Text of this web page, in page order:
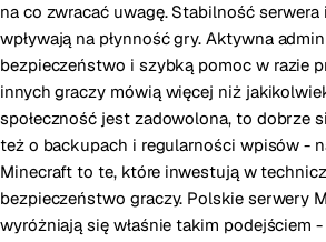
na co zwracać uwagę. Stabilność
wpływają na płynność gry. Aktywna
bezpieczeństwo i szybką pomoc w razie
innych graczy mówią więcej niż
społeczność jest zadowolona, to dobrze
też o backupach i regularności wpisów -
Minecraft to te, które inwestują w
bezpieczeństwo graczy. Polskie serwery
wyróżniają się właśnie takim podejściem